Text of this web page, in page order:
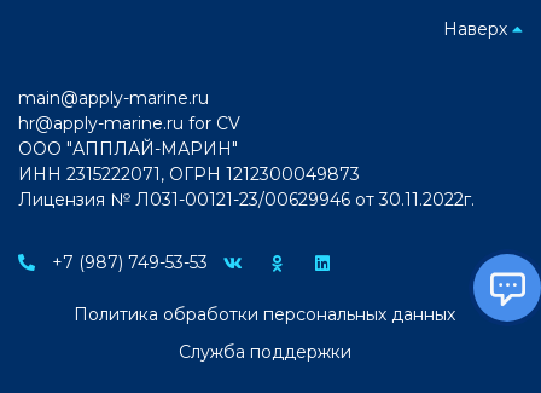
Наверх
main@apply-marine.ru
hr@apply-marine.ru for CV
ООО "АППЛАЙ-МАРИН"
ИНН 2315222071, ОГРН 1212300049873
Лицензия № Л031-00121-23/00629946 от 30.11.2022г.
+7 (987) 749-53-53
Политика обработки персональных данных
Служба поддержки